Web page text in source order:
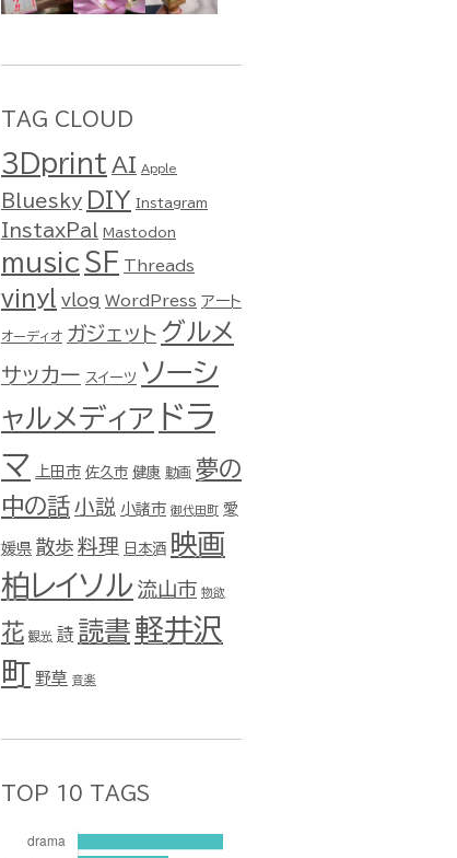
TAG CLOUD
3Dprint AI Apple
Bluesky DIY Instagram
InstaxPal Mastodon
music SF Threads
vinyl vlog WordPress アート
オーディオ ガジェット グルメ
サッカー スイーツ ソーシ
ャルメディア ドラ
マ
上田市 佐久市 健康 動画 夢の
中の話 小説 小諸市 御代田町 愛
媛県 散歩 料理 日本酒 映画
柏レイソル 流山市 物欲
花 観光 詩 読書軽井沢
町 野草 音楽
TOP 10 TAGS